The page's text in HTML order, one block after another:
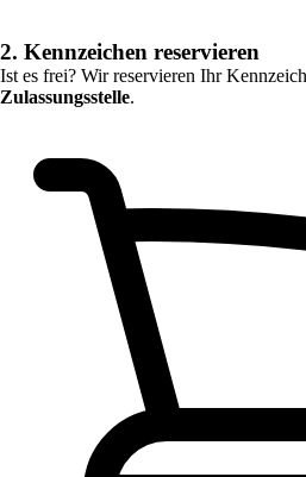
2. Kennzeichen reservieren
Ist es frei? Wir reservieren Ihr
Zulassungsstelle.